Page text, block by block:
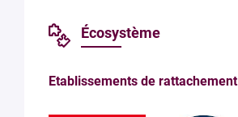
Écosystème
Etablissements de rattachement